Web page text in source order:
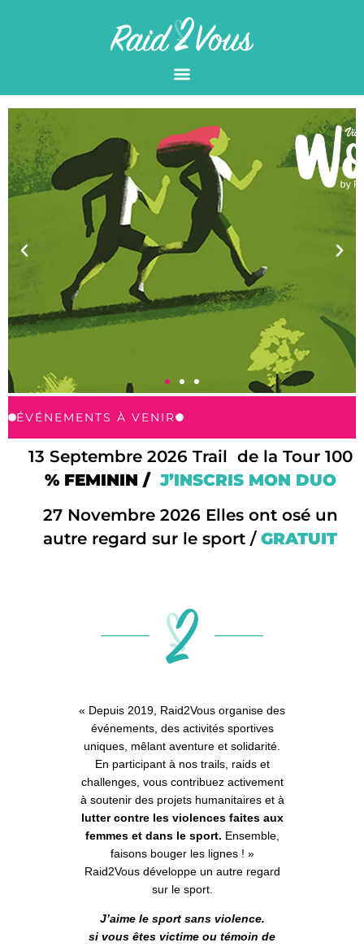
Activités
Trail, Marche
Tonique, Yoga, Pilates,
ÉVÉNEMENTS À VENIR
13 Septembre 2026 Trail de la Tour 100
% FEMININ / J’INSCRIS MON DUO
27 Novembre 2026 Elles ont osé un
autre regard sur le sport / GRATUIT
« Depuis 2019, Raid2Vous organise des
événements, des activités sportives
uniques, mêlant aventure et solidarité.
En participant à nos trails, raids et
challenges, vous contribuez activement
à soutenir des projets humanitaires et à
lutter contre les violences faites aux
femmes et dans le sport. Ensemble,
faisons bouger les lignes ! »
Raid2Vous développe un autre regard
sur le sport.
J’aime le sport sans violence.
si vous êtes victime ou témoin de